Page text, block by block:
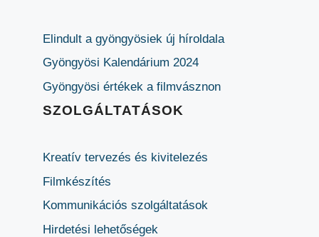
Elindult a gyöngyösiek új híroldala
Gyöngyösi Kalendárium 2024
Gyöngyösi értékek a filmvásznon
SZOLGÁLTATÁSOK
Kreatív tervezés és kivitelezés
Filmkészítés
Kommunikációs szolgáltatások
Hirdetési lehetőségek